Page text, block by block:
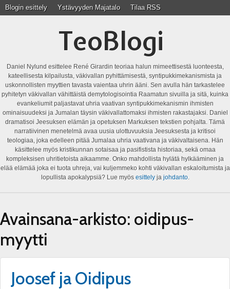
Blogin esittely Ystävyyden Majatalo Tilaa RSS
TeoBlogi
Daniel Nylund esittelee René Girardin teoriaa halun mimeettisestä luonteesta,
kateellisesta kilpailusta, väkivallan pyhittämisestä, syntipukkimekanismista ja
uskonnollisten myyttien tavasta vaientaa uhrin ääni. Sen avulla hän tarkastelee
pyhitetyn väkivallan vähittäistä demytologisointia Raamatun sivuilla ja sitä, kuinka
evankeliumit paljastavat uhria vaativan syntipukkimekanismin ihmisten
ominaisuudeksi ja Jumalan täysin väkivallattomaksi ihmisten rakastajaksi. Daniel
dramatisoi Jeesuksen elämän ja opetuksen Markuksen tekstien pohjalta. Tämä
narratiivinen menetelmä avaa uusia ulottuvuuksia Jeesuksesta ja kritisoi
teologiaa, joka edelleen pitää Jumalaa uhria vaativana ja väkivaltaisena. Hän
käsittelee myös kristikunnan sotaisaa ja pasifistista historiaa, sekä omaa
kompleksisen uhritietoista aikaamme. Onko mahdollista hylätä hylkääminen ja
elää elämää joka ei tuota uhreja, vai kuljemmeko kohti väkivallan eskaloitumista ja
lopullista apokalypsiä? Lue myös esittelyja johdanto.
Avainsana-arkisto: oidipus-
myytti
Joosef ja Oidipus